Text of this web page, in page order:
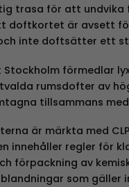
trasa för att undvika
doftkortet är avsett
inte doftsätter ett
Stockholm förmedlar
rumsdofter av
tillsammans
är märkta med
innehåller regler för
förpackning av
som gäller